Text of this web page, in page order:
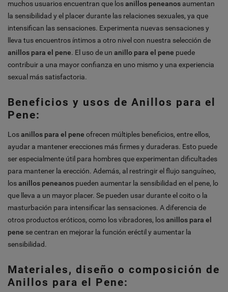
muchos usuarios encuentran que losanillos peneanos aumentan
la sensibilidad y el placer durante las relaciones sexuales, ya que
intensifican las sensaciones. Experimenta nuevas sensaciones y
lleva tus encuentros íntimos a otro nivel con nuestra selección de
anillos para el pene. El uso de un anillo para el pene puede
contribuir a una mayor confianza en uno mismo y una experiencia
sexual más satisfactoria.
Beneficios y usos de Anillos para el
Pene:
Losanillos para el pene ofrecen múltiples beneficios, entre ellos,
ayudar a mantener erecciones más firmes y duraderas. Esto puede
ser especialmente útil para hombres que experimentan dificultades
para mantener la erección. Además, al restringir el flujo sanguíneo,
losanillos peneanos pueden aumentar la sensibilidad en el pene, lo
que lleva a un mayor placer. Se pueden usar durante el coito o la
masturbación para intensificar las sensaciones. A diferencia de
otros productos eróticos, como los vibradores, losanillos para el
pene se centran en mejorar la función eréctil y aumentar la
sensibilidad.
Materiales, diseño o composición de
Anillos para el Pene: